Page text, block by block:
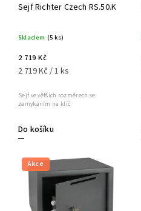
Sejf Richter Czech RS.50.K
Skladem (5 ks)
2 719 Kč
2 719 Kč / 1 ks
Do košíku
Sejf ve větších rozměrech se
zamykáním na klíč
Akce